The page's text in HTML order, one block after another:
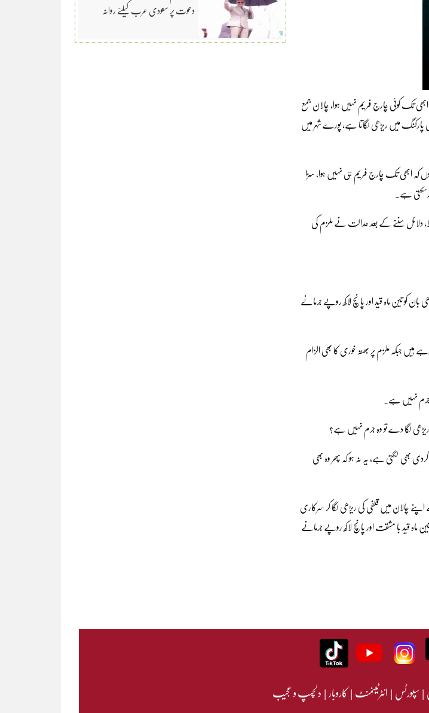
تک کوئی چارج فریم نہیں ہوا، چالان جمع
پارکنگ میں ریڑھی لگاتا ہے، پورے شہر میں
کہ ابھی تک چارج فریم ہی نہیں ہوا، سزا
ہے۔
دلائل سننے کے بعد عدالت نے ملزم کی
تین ماہ قید اور پانچ لاکھ روپے جرمانے
جبکہ ملزم پر بھتہ خوری کا بھی الزام
جرم نہیں ہے۔
لگا دے تو وہ جرم نہیں ہے؟
بھی لگتی ہے، یہ نہ ہو کہ پھر وہ بھی
چالان میں قلفی کی ریڑھی لگا کر سرکاری
قید با مشقت اور پانچ لاکھ روپے جرمانے
دعوت پر سعودی عرب کیلئے روانہ
|سپورٹس|انٹرٹینمنٹ|کاروبار|دلچسپ و عجیب